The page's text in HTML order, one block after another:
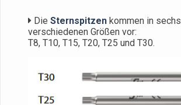
DieSternspitzen kommen in sechs
verschiedenen Größen vor:
T8, T10, T15, T20, T25 und T30.